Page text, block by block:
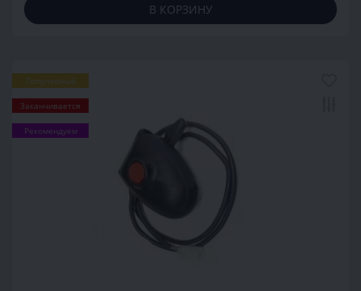
В КОРЗИНУ
Популярный
Заканчивается
Рекомендуем